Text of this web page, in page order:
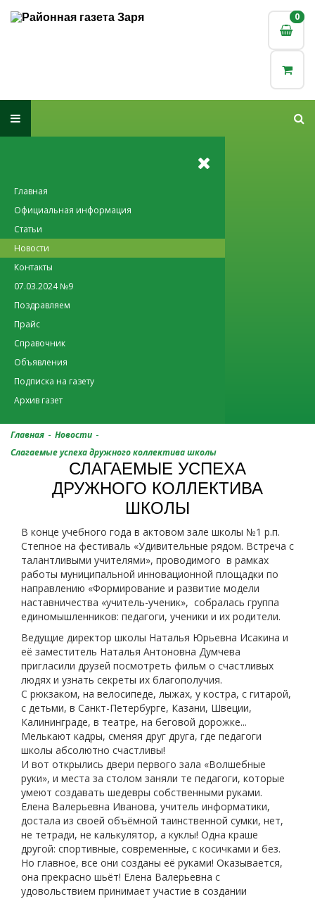
0
0
Главная
Официальная информация
Статьи
Новости
Контакты
07.03.2024 №9
Поздравляем
Прайс
Справочник
Объявления
Подписка на газету
Архив газет
Главная - Новости -
Слагаемые успеха дружного коллектива школы
СЛАГАЕМЫЕ УСПЕХА
ДРУЖНОГО КОЛЛЕКТИВА
ШКОЛЫ
В конце учебного года в актовом зале школы №1 р.п.
Степное на фестиваль «Удивительные рядом. Встреча с
талантливыми учителями», проводимого в рамках
работы муниципальной инновационной площадки по
направлению «Формирование и развитие модели
наставничества «учитель-ученик», собралась группа
единомышленников: педагоги, ученики и их родители.
Ведущие директор школы Наталья Юрьевна Исакина и
её заместитель Наталья Антоновна Думчева
пригласили друзей посмотреть фильм о счастливых
людях и узнать секреты их благополучия.
С рюкзаком, на велосипеде, лыжах, у костра, с гитарой,
с детьми, в Санкт-Петербурге, Казани, Швеции,
Калининграде, в театре, на беговой дорожке...
Мелькают кадры, сменяя друг друга, где педагоги
школы абсолютно счастливы!
И вот открылись двери первого зала «Волшебные
руки», и места за столом заняли те педагоги, которые
умеют создавать шедевры собственными руками.
Елена Валерьевна Иванова, учитель информатики,
достала из своей объёмной таинственной сумки, нет,
не тетради, не калькулятор, а куклы! Одна краше
другой: спортивные, современные, с косичками и без.
Но главное, все они созданы её руками! Оказывается,
она прекрасно шьёт! Елена Валерьевна с
удовольствием принимает участие в создании